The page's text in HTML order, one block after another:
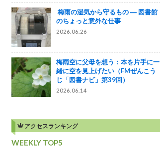
梅雨の湿気から守るもの ― 図書館
のちょっと意外な仕事
2026.06.26
梅雨空に父母を想う：本を片手に一
緒に空を見上げたい（FMぜんこう
じ「図書ナビ」第39回）
2026.06.14
アクセスランキング
WEEKLY TOP5